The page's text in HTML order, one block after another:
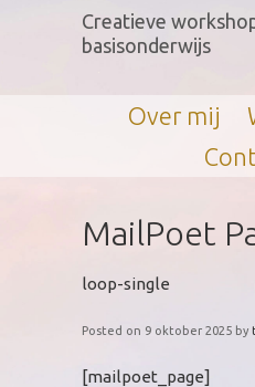
Creatieve
basisonderwijs
Overmij
MailPoet
loop-single
Posted on 9 oktober 2025 by
[mailpoet_page]